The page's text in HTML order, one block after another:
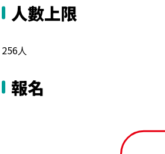
人數上限
256人
報名